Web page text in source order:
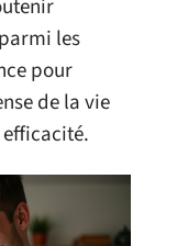
les
pour
de la vie